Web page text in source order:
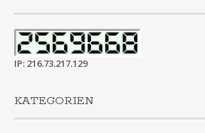
IP: 216.73.217.129
KATEGORIEN